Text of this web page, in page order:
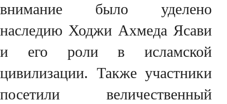
внимание было уделено
наследию Ходжи Ахмеда Ясави
и его роли в исламской
цивилизации. Также участники
посетили величественный